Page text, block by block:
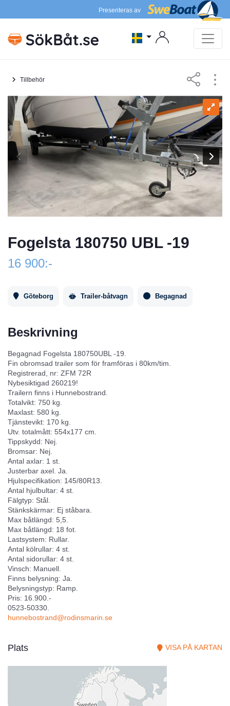
Presenteras av
Tillbehör
Fogelsta 180750 UBL -19
16 900:-
Göteborg Trailer-båtvagn Begagnad
Beskrivning
Begagnad Fogelsta 180750UBL -19.
Fin obromsad trailer som för framföras i 80km/tim.
Registrerad, nr: ZFM 72R
Nybesiktigad 260219!
Trailern finns i Hunnebostrand.
Totalvikt: 750 kg.
Maxlast: 580 kg.
Tjänstevikt: 170 kg.
Utv. totalmått: 554x177 cm.
Tippskydd: Nej.
Bromsar: Nej.
Antal axlar: 1 st.
Justerbar axel. Ja.
Hjulspecifikation: 145/80R13.
Antal hjulbultar: 4 st.
Fälgtyp: Stål.
Stänkskärmar: Ej ståbara.
Max båtlängd: 5,5.
Max båtlängd: 18 fot.
Lastsystem: Rullar.
Antal kölrullar: 4 st.
Antal sidorullar: 4 st.
Vinsch: Manuell.
Finns belysning: Ja.
Belysningstyp: Ramp.
Pris: 16.900.-
0523-50330.
hunnebostrand@rodinsmarin.se
Plats VISA PÅ KARTAN